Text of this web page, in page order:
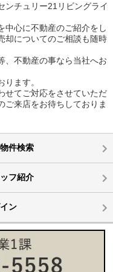
ンチュリー21リビングライ
中心に不動産のご紹介をし
却についてのご相談も随時
、不動産の事なら当社へお
ます。
せてご対応をさせていただ
ご来店をお待ちしておりま
件検索
フ紹介
ン